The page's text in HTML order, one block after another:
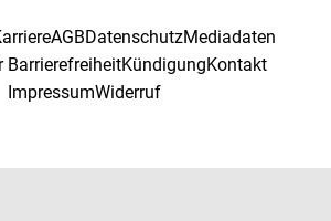
AGBDatenschutzMediadaten
BarrierefreiheitKündigungKontakt
ImpressumWiderruf